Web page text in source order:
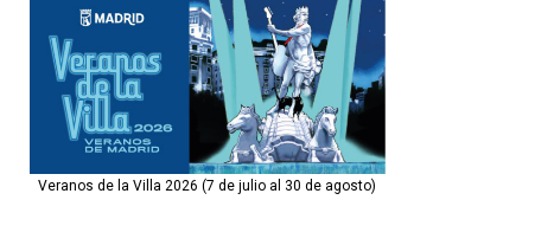
Veranos de la Villa 2026 (7 de julio al 30 de agosto)